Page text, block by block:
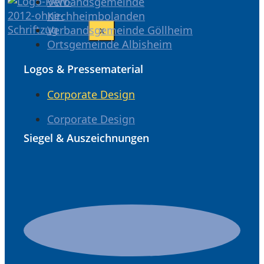
X
Kirchheimbolanden
Verbandsgemeinde Göllheim
Ortsgemeinde Albisheim
Logos & Pressematerial
Corporate Design
Corporate Design
Siegel & Auszeichnungen